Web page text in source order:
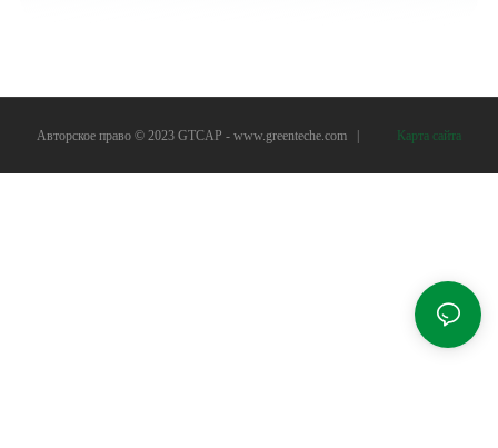
Авторское право © 2023 GTCAP - www.greenteche.com | Карта сайта